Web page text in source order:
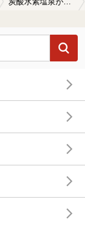
炭酸水素塩泉が楽しめる白山温泉の温泉、日帰り温泉、スーパー銭湯おすすめ